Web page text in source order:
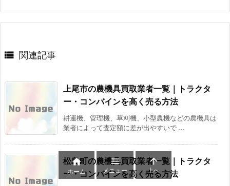
 関連記事
上尾市の農機具買取業者一覧｜トラクタ
ー・コンバインを高く売る方法
耕運機、管理機、草刈機、小型農機などの農機具は
業者によって査定額に差が出やすいで ...
松島町の農機具買取業者一覧｜トラクタ
ー・コンバインを高く売る方法

ホーム

メニュー

上へ